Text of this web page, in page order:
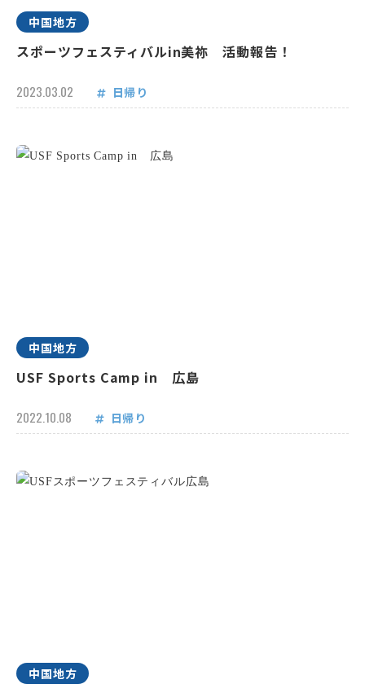
中国地方
スポーツフェスティバルin美祢 活動報告！
2023.03.02 日帰り
中国地方
USF Sports Camp in 広島
2022.10.08 日帰り
中国地方